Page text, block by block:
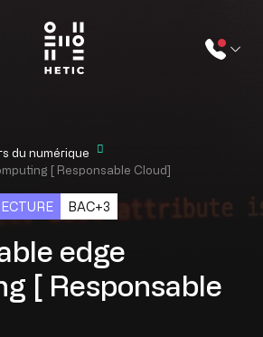
du numérique
[ Responsable Cloud]
BAC+3
edge
[ Responsable